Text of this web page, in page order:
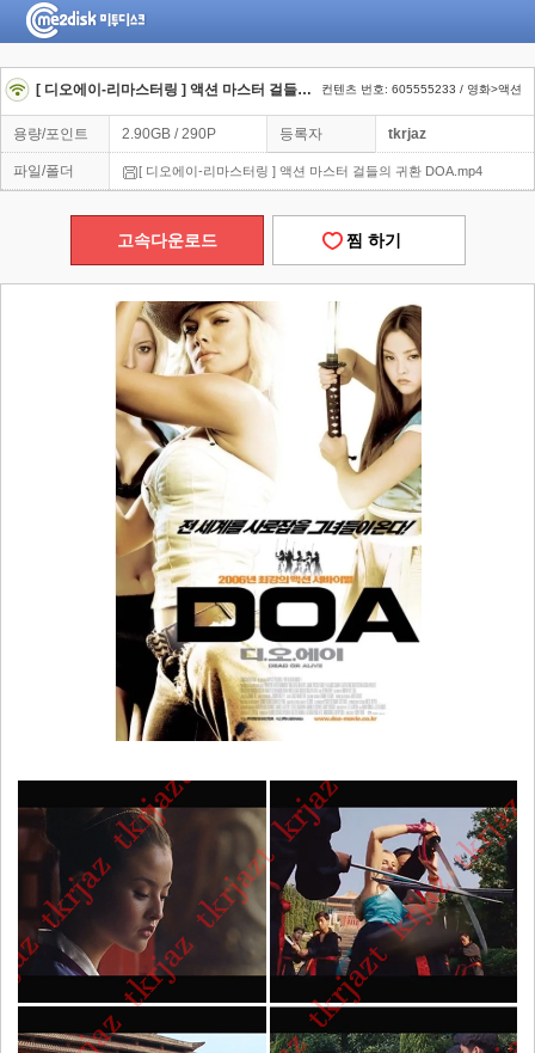
[ 디오에이-리마스터링 ] 액션 마스터 걸들의 귀환 DOA 컨텐츠 번호: 605555233 / 영화>액션
용량/포인트 2.90GB / 290P 등록자 tkrjaz
파일/폴더 [ 디오에이-리마스터링 ] 액션 마스터 걸들의 귀환 DOA.mp4
고속다운로드 찜 하기